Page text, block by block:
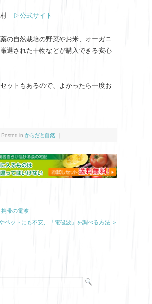
村 ▷公式サイト
の自然栽培の野菜やお米、オーガニ
選された干物などが購入できる安心
ットもあるので、よかったら一度お
in からだと自然
携帯の電波
ペットにも不安、「電磁波」を調べる方法 ＞